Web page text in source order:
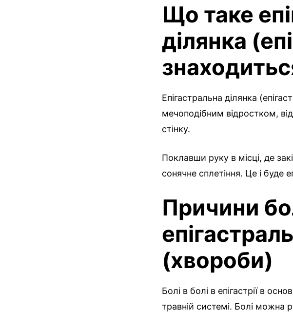
Що таке
ділянка
Епігастральна ділянка
мечоподібним відростком,
стінку.
Поклавши руку в місці, де
сонячне сплетіння. Це і буде
Причини
(хвороби)
Болі в болі в епігастрії в
травній системі. Болі можна